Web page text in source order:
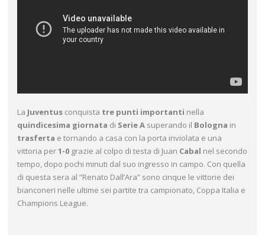
La Juventus conquista tre punti importanti nella
quindicesima giornata di Serie A superando il Bologna in
trasferta e tornando a casa con la porta inviolata e una
vittoria per1-0 grazie al colpo di testa di Juan Cabal nel secondo
tempo, dopo pochi minuti dal suo ingresso in campo. Con quella
di questa sera al “Renato Dall’Ara” sono cinque le vittorie dei
bianconeri nelle ultime sei partite tra campionato, Coppa Italia e
Champions League.